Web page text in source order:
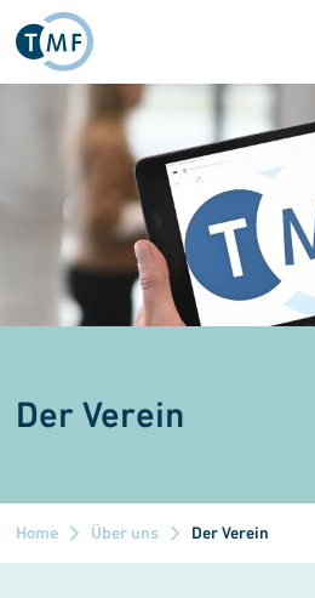
Direkt zum Inhalt
Der Verein
Home Über uns Der Verein